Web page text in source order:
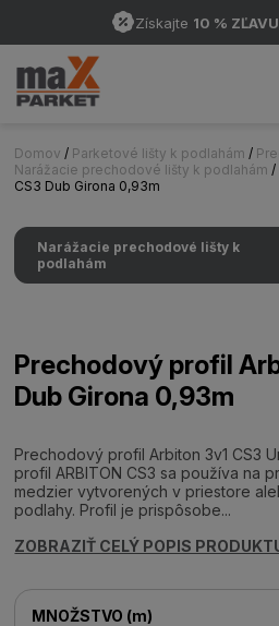
Získajte 10 % ZĽAVU
Domov / Parketové lišty k podlahám /
Narážacie prechodové lišty k podlahám /
CS3 Dub Girona 0,93m
Narážacie prechodové lišty k
podlahám
Prechodový profil
Dub Girona 0,93m
Prechodový profil Arbiton 3v1 CS3
profil ARBITON CS3 sa používa na
medzier vytvorených v priestore
podlahy. Profil je prispôsobe...
ZOBRAZIŤ CELÝ POPIS
MNOŽSTVO (m)